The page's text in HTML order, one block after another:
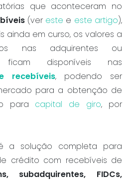
que aconteceram no
(ver este e este artigo),
ainda em curso, os valores a
nas adquirentes ou
ficam disponíveis nas
recebíveis, podendo ser
para a obtenção de
para capital de giro, por
a solução completa para
crédito com recebíveis de
subadquirentes, FIDCs,